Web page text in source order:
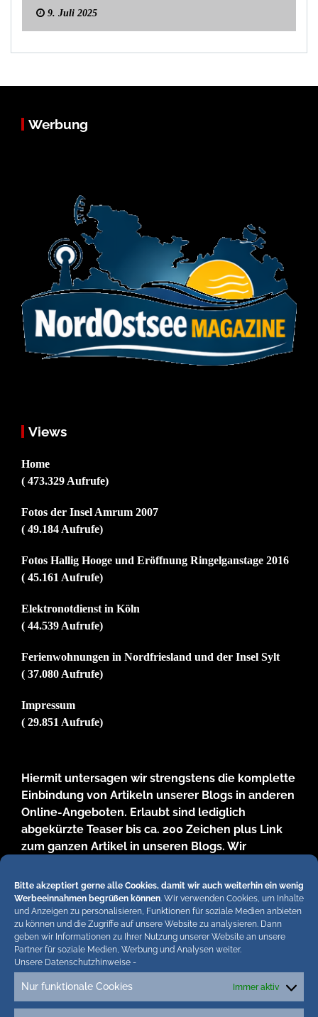
Bitte akzeptiert gerne alle Cookies, damit wir auch weiterhin ein wenig
Werbeeinnahmen begrüßen können. Wir verwenden Cookies, um Inhalte
und Anzeigen zu personalisieren, Funktionen für soziale Medien anbieten
zu können und die Zugriffe auf unsere Website zu analysieren. Dann
geben wir Informationen zu Ihrer Nutzung unserer Website an unsere
Partner für soziale Medien, Werbung und Analysen weiter.
Unsere Datenschutzhinweise -
Nur funktionale Cookies Immer aktiv
9. Juli 2025
Werbung
Views
Home
( 473.329 Aufrufe)
Fotos der Insel Amrum 2007
( 49.184 Aufrufe)
Fotos Hallig Hooge und Eröffnung Ringelganstage 2016
( 45.161 Aufrufe)
Elektronotdienst in Köln
( 44.539 Aufrufe)
Ferienwohnungen in Nordfriesland und der Insel Sylt
( 37.080 Aufrufe)
Impressum
( 29.851 Aufrufe)
Hiermit untersagen wir strengstens die komplette
Einbindung von Artikeln unserer Blogs in anderen
Online-Angeboten. Erlaubt sind lediglich
abgekürzte Teaser bis ca. 200 Zeichen plus Link
zum ganzen Artikel in unseren Blogs. Wir
vor. Die Redaktion!
Tags